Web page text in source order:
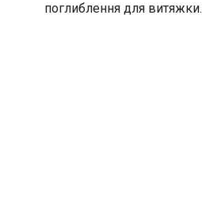
поглиблення для витяжки.